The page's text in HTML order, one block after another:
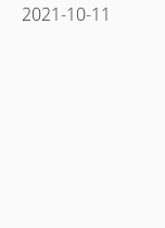
2021-10-11